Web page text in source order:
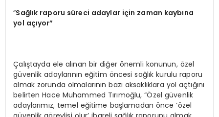
“Sağlık raporu süreci adaylar için zaman kaybına
yol açıyor”
Çalıştayda ele alınan bir diğer önemli konunun, özel
güvenlik adaylarının eğitim öncesi sağlık kurulu raporu
almak zorunda olmalarının bazı aksaklıklara yol açtığını
belirten Hace Muhammed Tırımoğlu, “Özel güvenlik
adaylarımız, temel eğitime başlamadan önce ‘özel